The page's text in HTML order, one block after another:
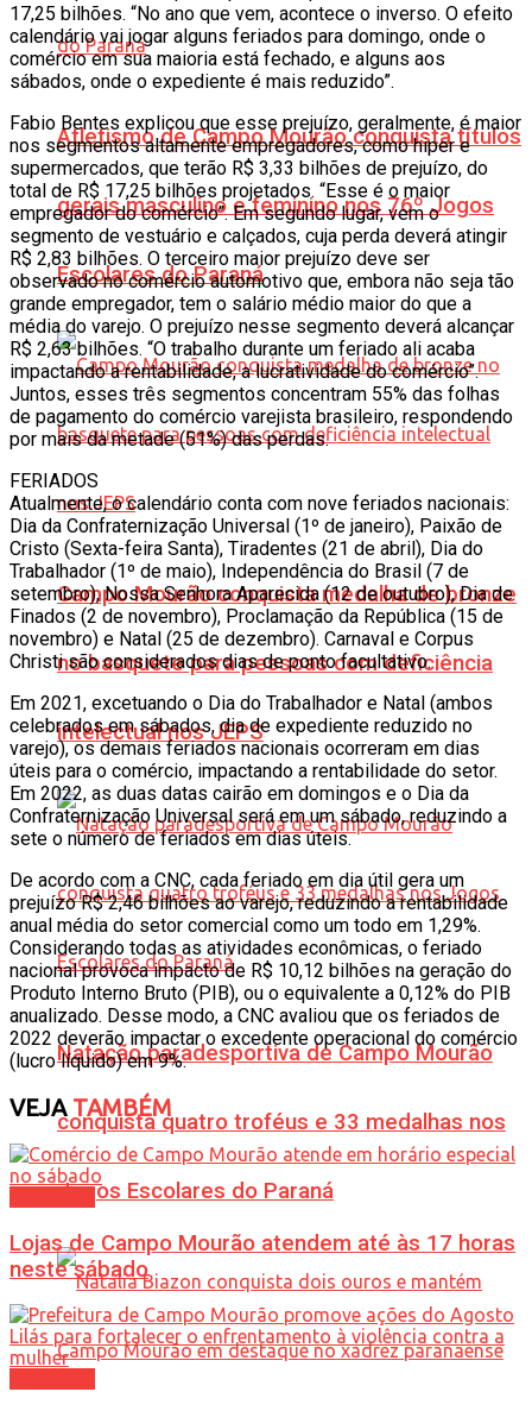
Atletismo de Campo Mourão conquista títulos
gerais masculino e feminino nos 76º Jogos
Escolares do Paraná
Campo Mourão conquista medalha de bronze
no basquete para pessoas com deficiência
intelectual nos JEPS
Natação paradesportiva de Campo Mourão
conquista quatro troféus e 33 medalhas nos
Jogos Escolares do Paraná
17,25 bilhões. “No ano que vem, acontece o inverso. O efeito
calendário vai jogar alguns feriados para domingo, onde o
comércio em sua maioria está fechado, e alguns aos
sábados, onde o expediente é mais reduzido”.
Fabio Bentes explicou que esse prejuízo, geralmente, é maior
nos segmentos altamente empregadores, como hiper e
supermercados, que terão R$ 3,33 bilhões de prejuízo, do
total de R$ 17,25 bilhões projetados. “Esse é o maior
empregador do comércio”. Em segundo lugar, vem o
segmento de vestuário e calçados, cuja perda deverá atingir
R$ 2,83 bilhões. O terceiro maior prejuízo deve ser
observado no comércio automotivo que, embora não seja tão
grande empregador, tem o salário médio maior do que a
média do varejo. O prejuízo nesse segmento deverá alcançar
R$ 2,63 bilhões. “O trabalho durante um feriado ali acaba
impactando a rentabilidade, a lucratividade do comércio”.
Juntos, esses três segmentos concentram 55% das folhas
de pagamento do comércio varejista brasileiro, respondendo
por mais da metade (51%) das perdas.
FERIADOS
Atualmente, o calendário conta com nove feriados nacionais:
Dia da Confraternização Universal (1º de janeiro), Paixão de
Cristo (Sexta-feira Santa), Tiradentes (21 de abril), Dia do
Trabalhador (1º de maio), Independência do Brasil (7 de
setembro), Nossa Senhora Aparecida (12 de outubro), Dia de
Finados (2 de novembro), Proclamação da República (15 de
novembro) e Natal (25 de dezembro). Carnaval e Corpus
Christi são considerados dias de ponto facultativo.
Em 2021, excetuando o Dia do Trabalhador e Natal (ambos
celebrados em sábados, dia de expediente reduzido no
varejo), os demais feriados nacionais ocorreram em dias
úteis para o comércio, impactando a rentabilidade do setor.
Em 2022, as duas datas cairão em domingos e o Dia da
Confraternização Universal será em um sábado, reduzindo a
sete o número de feriados em dias úteis.
De acordo com a CNC, cada feriado em dia útil gera um
prejuízo R$ 2,46 bilhões ao varejo, reduzindo a rentabilidade
anual média do setor comercial como um todo em 1,29%.
Considerando todas as atividades econômicas, o feriado
nacional provoca impacto de R$ 10,12 bilhões na geração do
Produto Interno Bruto (PIB), ou o equivalente a 0,12% do PIB
anualizado. Desse modo, a CNC avaliou que os feriados de
2022 deverão impactar o excedente operacional do comércio
(lucro líquido) em 9%.
VEJATAMBÉM
Lojas de Campo Mourão atendem até às 17 horas
neste sábado